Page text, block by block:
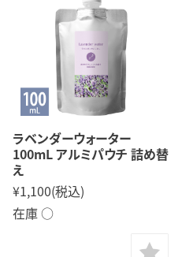
ラベンダーウォーター
100mL アルミパウチ 詰め替
え
¥1,100(税込)
在庫 ○